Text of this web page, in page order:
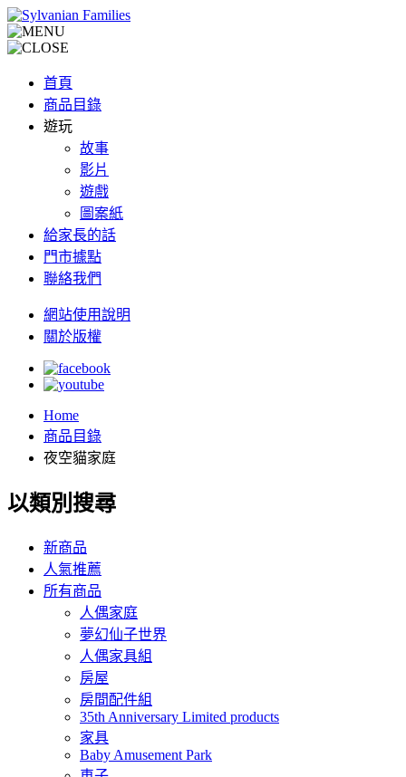
首頁
商品目錄
遊玩
故事
影片
遊戲
圖案紙
給家長的話
門市據點
聯絡我們
網站使用說明
關於版權
Home
商品目錄
夜空貓家庭
以類別搜尋
新商品
人氣推薦
所有商品
人偶家庭
夢幻仙子世界
人偶家具組
房屋
房間配件組
35th Anniversary Limited products
家具
Baby Amusement Park